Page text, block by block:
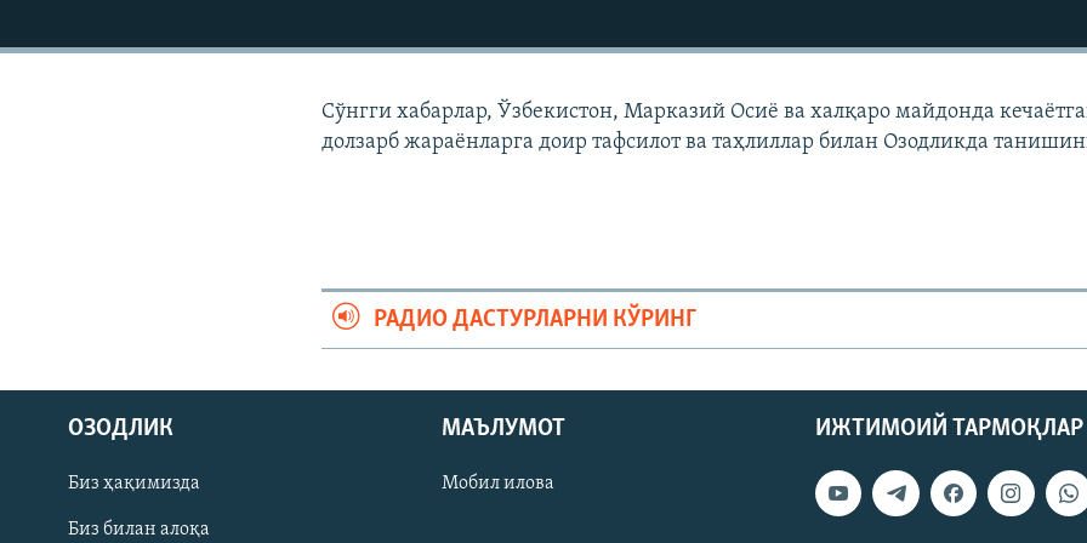
На русском
ИЖТИМОИЙ ТАРМОҚЛАР
Сўнгги хабарлар, Ўзбекистон, Марказий Осиë ва халқаро майдонда
долзарб жараëнларга доир тафсилот ва таҳлиллар билан Озодликда
РАДИО ДАСТУРЛАРНИ КЎРИНГ
ИЖТИМОИЙ ТАРМОҚЛАР
ОЗОДЛИК
Биз ҳақимизда
Биз билан алоқа
МАЪЛУМОТ
Мобил илова